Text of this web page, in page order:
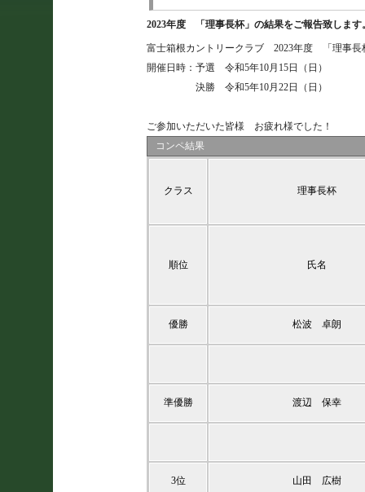
2023年度 「理事長杯」の結果をご報告致します
富士箱根カントリークラブ 2023年度 「理事長
開催日時：予選 令和5年10月15日（日）
決勝 令和5年10月22日（日）
ご参加いただいた皆様 お疲れ様でした！
コンペ結果
クラス 理事長杯
順位 氏名
優勝 松波 卓朗
準優勝 渡辺 保幸
3位 山田 広樹